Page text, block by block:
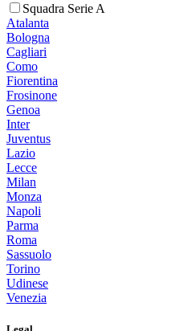
Squadra Serie A
Atalanta
Bologna
Cagliari
Como
Fiorentina
Frosinone
Genoa
Inter
Juventus
Lazio
Lecce
Milan
Monza
Napoli
Parma
Roma
Sassuolo
Torino
Udinese
Venezia